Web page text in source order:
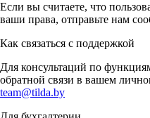
Если вы считаете, что
ваши права, отправьте нам
Как связаться с поддержкой
Для консультаций по
обратной связи в вашем
team@tilda.by